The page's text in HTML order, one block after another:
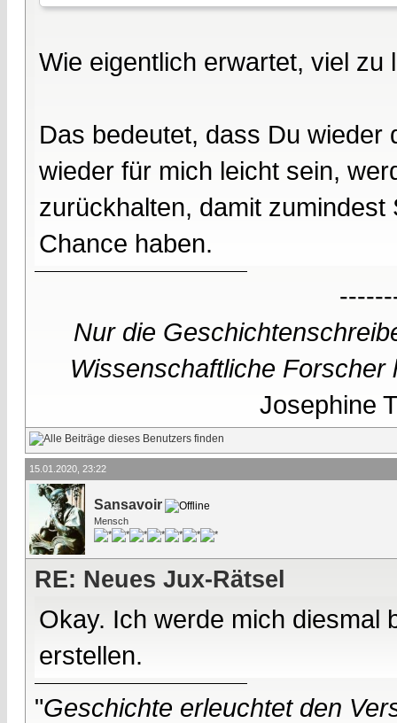
Wie eigentlich erwartet, viel
Das bedeutet, dass Du wieder
wieder für mich leicht sein,
zurückhalten, damit
Chance haben.
Nur die
Wissenschaftliche
Josephine
15.01.2020, 23:22
Sansavoir
Mensch
RE: Neues Jux-Rätsel
Okay. Ich werde mich diesmal
erstellen.
"Geschichte erleuchtet den